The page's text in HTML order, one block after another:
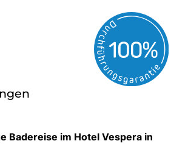
Badereise im Hotel Vespera in